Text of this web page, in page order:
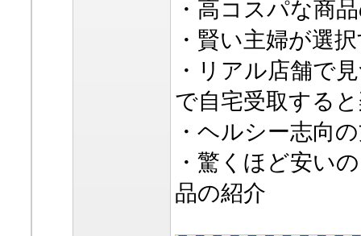
・高コスパな商
・賢い主婦が選
・リアル店舗で
で自宅受取する
・ヘルシー志向
・驚くほど安い
品の紹介